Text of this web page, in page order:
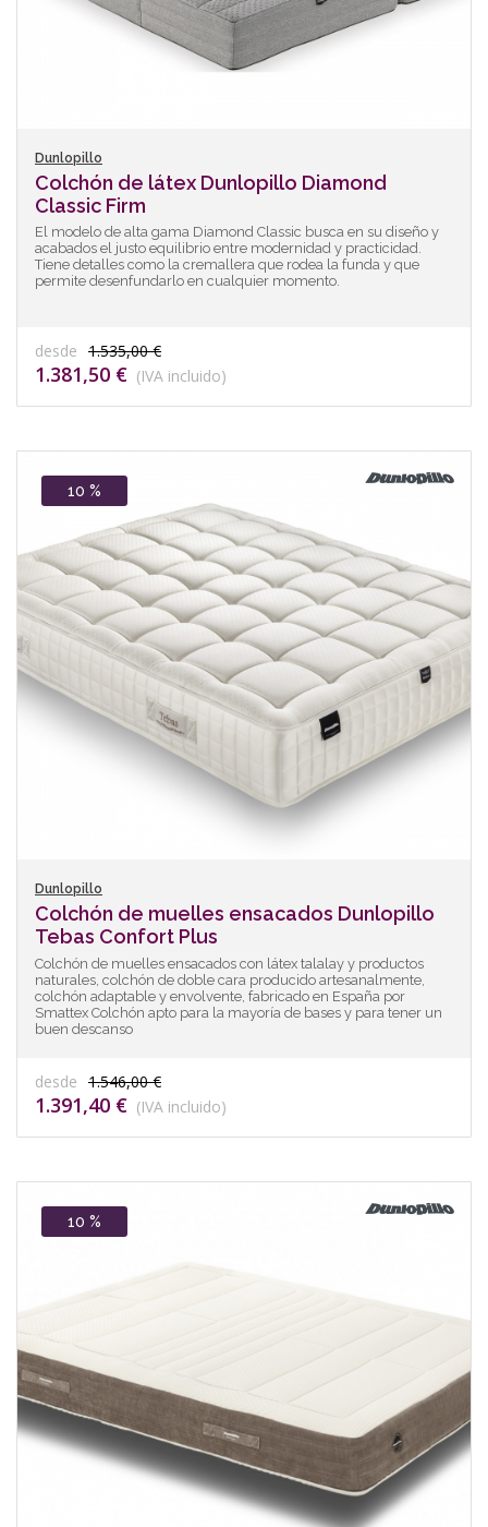
Dunlopillo
Colchón de látex Dunlopillo Diamond
Classic Firm
El modelo de alta gama Diamond Classic busca en su diseño y
acabados el justo equilibrio entre modernidad y practicidad.
Tiene detalles como la cremallera que rodea la funda y que
permite desenfundarlo en cualquier momento.
desde 1.535,00 €
1.381,50 € (IVA incluido)
10 %
Dunlopillo
Colchón de muelles ensacados Dunlopillo
Tebas Confort Plus
Colchón de muelles ensacados con látex talalay y productos
naturales, colchón de doble cara producido artesanalmente,
colchón adaptable y envolvente, fabricado en España por
Smattex Colchón apto para la mayoría de bases y para tener un
buen descanso
desde 1.546,00 €
1.391,40 € (IVA incluido)
10 %